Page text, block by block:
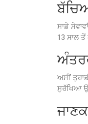
ਸਾਡੇ
13 ਸਾਲ
ਅਸੀਂ
ਸੁਰੱਖਿਆ